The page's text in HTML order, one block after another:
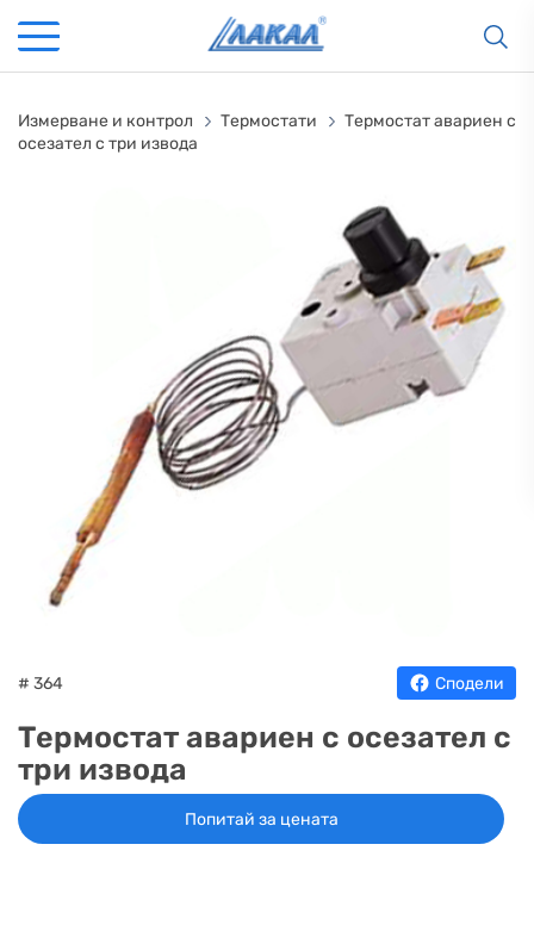
КАМИНИ
НА
Измерване и контрол Термостати
Термостат авариен с
осезател с три извода
# 364 Сподели
Термостат авариен с осезател с
три извода
Попитай за цената